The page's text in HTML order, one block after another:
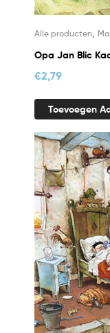
Alle producten
Opa Jan Blic
€2,79
Toevoegen